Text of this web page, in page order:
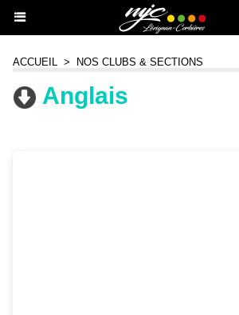
ACCUEIL > NOS CLUBS & SECTIONS
Anglais